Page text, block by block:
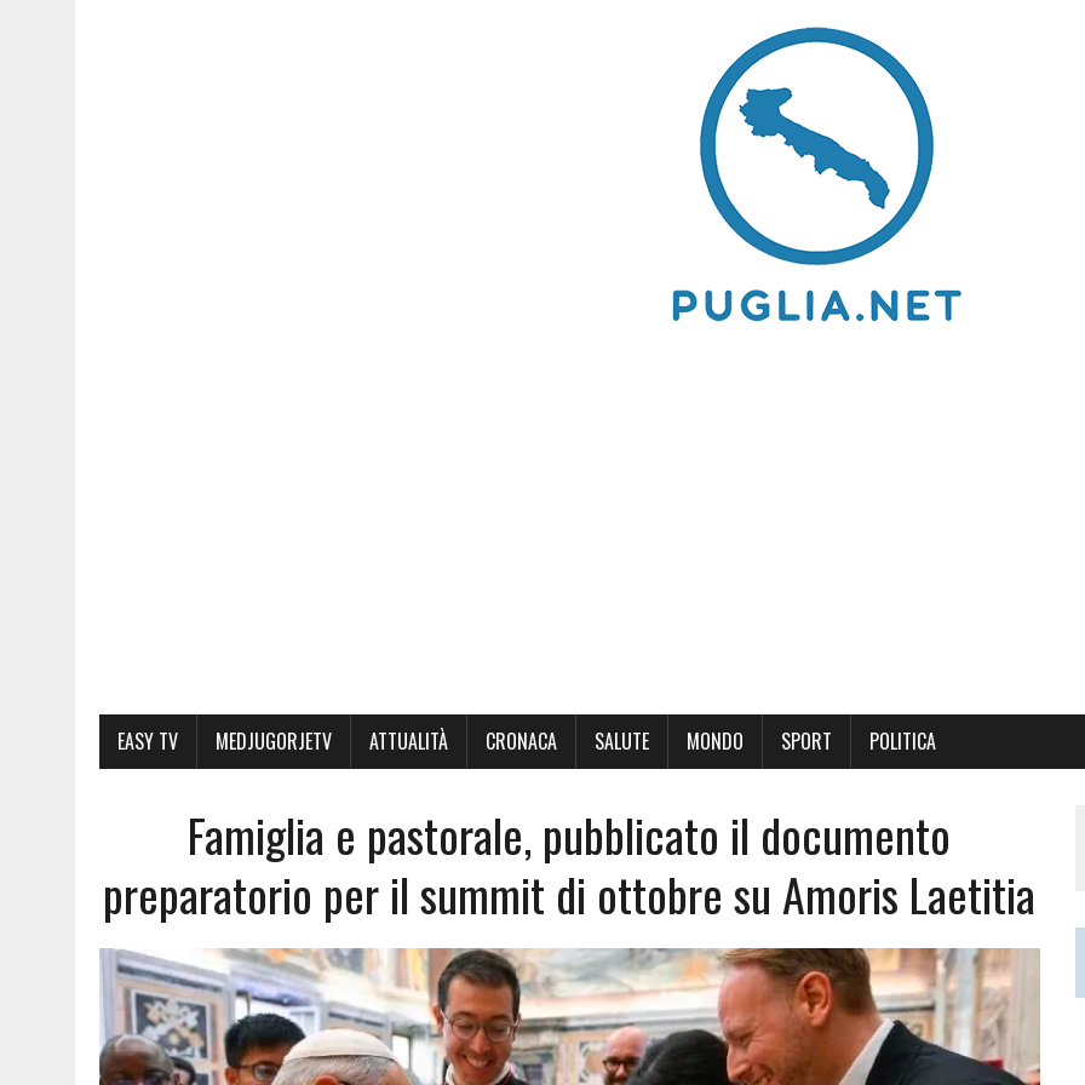
EASY TV MEDJUGORJETV ATTUALITÀ CRONACA SALUTE MONDO SPORT POLITICA
Famiglia e pastorale, pubblicato il documento
preparatorio per il summit di ottobre su Amoris Laetitia